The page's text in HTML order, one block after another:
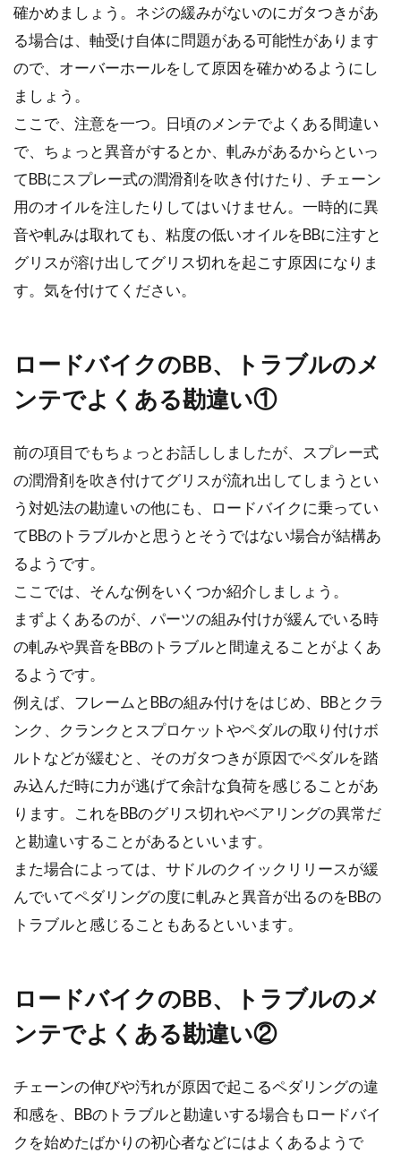
つです。ただ、市販の補給食は高くて、味の合
自転車ってどれくらいの速度が出せ
るの？ギネス最高記録は？
普段に自転車に乗っていても、レースに出るよ
うな人でなければ、自分が何キロの速度を出し
て走っている...
ロードバイクのクランク交換は「寿命だから」
というより、剛性を上げるために上位モデルへ
軽い運動するのにもおすすめ！スポ
ーツ自転車mtb！！
走れるとは思えない場所でも、スポーツ自転車
クした...
自転車の違反罰則強化！歩道を逆走
するのは・・・？
2015年の6月に道路交通法が改正され、より一
層罰則が強化されました。環境の整備も進めら
自転車のチェーンが緩んでしまったり、外れて
しまった経験はありませんか？自転車屋さんに
修理をお願いする...
ledライトを取り付けて自転車のホイ
ールを派手に飾ろう
確かめましょう。ネジの緩みがないのにガタつきがあ
る場合は、軸受け自体に問題がある可能性があります
ので、オーバーホールをして原因を確かめるようにし
ましょう。
ここで、注意を一つ。日頃のメンテでよくある間違い
で、ちょっと異音がするとか、軋みがあるからといっ
てBBにスプレー式の潤滑剤を吹き付けたり、チェーン
用のオイルを注したりしてはいけません。一時的に異
音や軋みは取れても、粘度の低いオイルをBBに注すと
グリスが溶け出してグリス切れを起こす原因になりま
す。気を付けてください。
ロードバイクのBB、トラブルのメ
ンテでよくある勘違い①
前の項目でもちょっとお話ししましたが、スプレー式
の潤滑剤を吹き付けてグリスが流れ出してしまうとい
う対処法の勘違いの他にも、ロードバイクに乗ってい
てBBのトラブルかと思うとそうではない場合が結構あ
るようです。
ここでは、そんな例をいくつか紹介しましょう。
まずよくあるのが、パーツの組み付けが緩んでいる時
の軋みや異音をBBのトラブルと間違えることがよくあ
るようです。
例えば、フレームとBBの組み付けをはじめ、BBとクラ
ンク、クランクとスプロケットやペダルの取り付けボ
ルトなどが緩むと、そのガタつきが原因でペダルを踏
み込んだ時に力が逃げて余計な負荷を感じることがあ
ります。これをBBのグリス切れやベアリングの異常だ
と勘違いすることがあるといいます。
また場合によっては、サドルのクイックリリースが緩
んでいてペダリングの度に軋みと異音が出るのをBBの
トラブルと感じることもあるといいます。
ロードバイクのBB、トラブルのメ
ンテでよくある勘違い②
チェーンの伸びや汚れが原因で起こるペダリングの違
和感を、BBのトラブルと勘違いする場合もロードバイ
クを始めたばかりの初心者などにはよくあるようで